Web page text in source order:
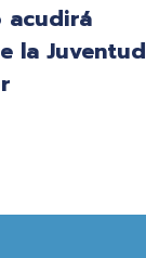
acudirá
la Juventud